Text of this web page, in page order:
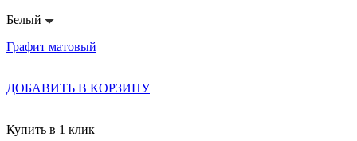
Белый
Графит матовый
ДОБАВИТЬ В КОРЗИНУ
Купить в 1 клик